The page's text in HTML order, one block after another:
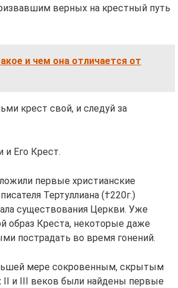
верных на крестный путь
и чем она отличается от
крест свой, и следуй за
Его Крест.
первые христианские
Тертуллиана (†220г.)
существования Церкви. Уже
образ Креста, некоторые даже
пострадать во время гонений.
мере сокровенным, скрытым
II и III веков были найдены первые